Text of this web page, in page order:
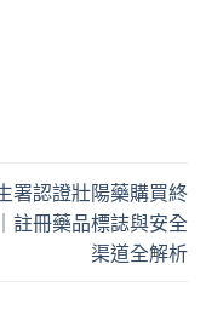
署認證壯陽藥購買終
註冊藥品標誌與安全
渠道全解析